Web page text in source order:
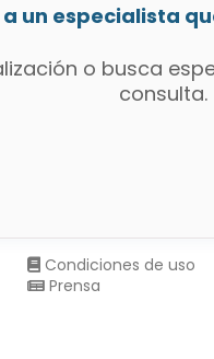
un especialista
o busca
consulta.
Condiciones de uso
Prensa